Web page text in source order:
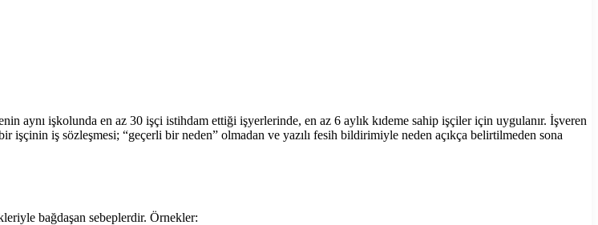
aynı işkolunda en az 30 işçi istihdam ettiği işyerlerinde, en az 6 aylık kıdeme sahip işçiler için uygulanır. İşveren
işçinin iş sözleşmesi; “geçerli bir neden” olmadan ve yazılı fesih bildirimiyle neden açıkça belirtilmeden sona
bağdaşan sebeplerdir. Örnekler: